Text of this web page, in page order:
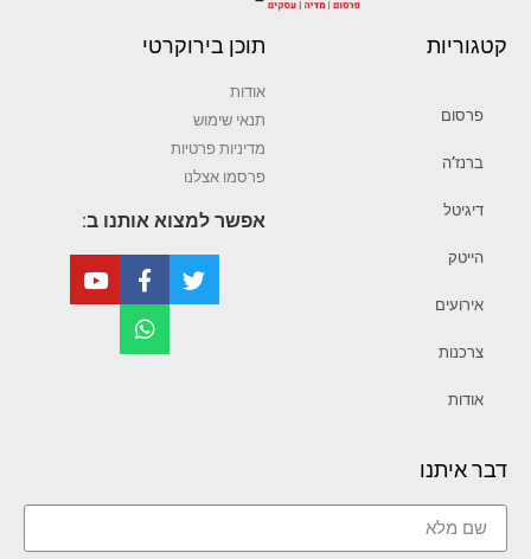
קטגוריות
פרסום
ברנז’ה
דיגיטל
הייטק
אירועים
צרכנות
אודות
תוכן בירוקרטי
אודות
תנאי שימוש
מדיניות פרטיות
פרסמו אצלנו
אפשר למצוא אותנו ב:
דבר איתנו